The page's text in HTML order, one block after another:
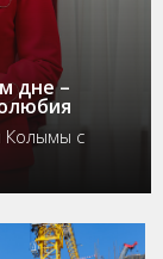
дне –
Колымы с